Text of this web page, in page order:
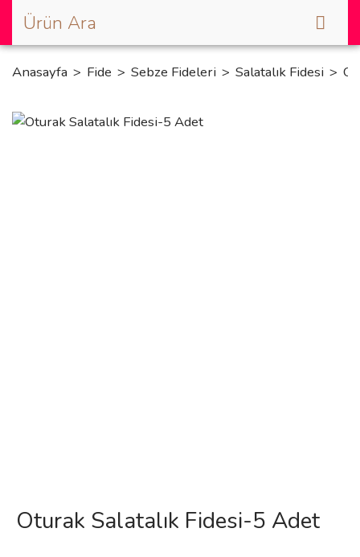
Anasayfa Fide Sebze Fideleri Salatalık Fidesi
Oturak Salatalık Fidesi-5 Adet